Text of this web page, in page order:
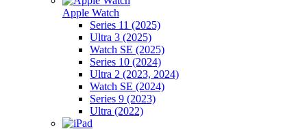
Apple Watch
Series 11 (2025)
Ultra 3 (2025)
Watch SE (2025)
Series 10 (2024)
Ultra 2 (2023, 2024)
Watch SE (2024)
Series 9 (2023)
Ultra (2022)